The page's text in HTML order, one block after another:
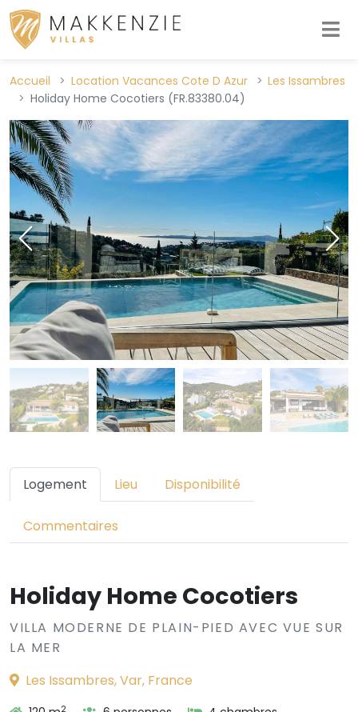
Accueil Location Vacances Cote D Azur
Les Issambres
Holiday Home Cocotiers (FR.83380.04)
Logement Lieu Disponibilité
Commentaires
Holiday Home Cocotiers
VILLA MODERNE DE PLAIN-PIED AVEC VUE SUR
LA MER
Les Issambres, Var, France
2